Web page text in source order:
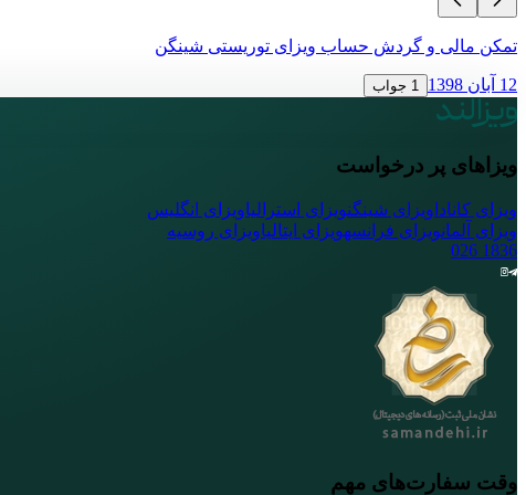
تمکن مالی و گردش حساب ویزای توریستی شینگن
12 آبان 1398 1 جواب
ویزاهای پر درخواست
ویزای کانادا ویزای شینگنویزای استرالیاویزای انگلیس
ویزای آلمانویزای فرانسهویزای ایتالیاویزای روسیه
1836
وقت سفارت‌های مهم